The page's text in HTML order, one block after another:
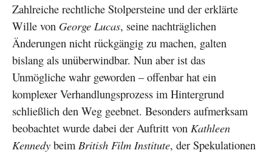
Zahlreiche rechtliche Stolpersteine und der erklärte
Wille von George Lucas, seine nachträglichen
Änderungen nicht rückgängig zu machen, galten
bislang als unüberwindbar. Nun aber ist das
Unmögliche wahr geworden – offenbar hat ein
komplexer Verhandlungsprozess im Hintergrund
schließlich den Weg geebnet. Besonders aufmerksam
beobachtet wurde dabei der Auftritt von Kathleen
Kennedy beim British Film Institute, der Spekulationen